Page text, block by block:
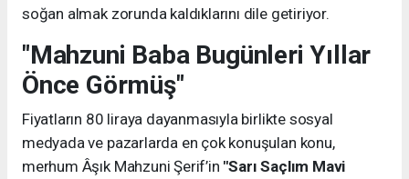
soğan almak zorunda kaldıklarını dile getiriyor.
"Mahzuni Baba Bugünleri Yıllar
Önce Görmüş"
Fiyatların 80 liraya dayanmasıyla birlikte sosyal
medyada ve pazarlarda en çok konuşulan konu,
merhum Âşık Mahzuni Şerif’in "Sarı Saçlım Mavi